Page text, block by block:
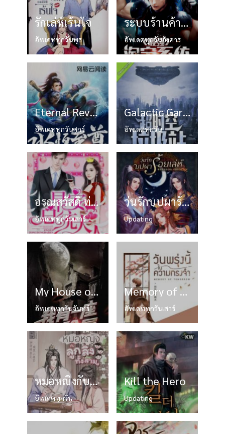
รักเล่ห์เร้นใจ
อัพเดททุกวันพุธ
ระบบร้านค้าออนไลน์
อัพเดตทุกวันอังคาร
Eternal Reverence เทพบุตรฟ้าประทาน
อัพเดททุกวันศุกร์
Galactic Garbage Station หลังบ้านผมเป็นที่ทิ้งขยะ
อัพเดตทุกวัน
อรุณสวัสดิ์ ท่านประธานาธิบดีที่รัก!
อัพเดททุกวันเสาร์
วุ่นรักบุปผาร้อยเล่ห์
Updating
My House of Horrors คฤหาสน์สยองขวัญของผม
อัพเดตทุกวันจันทร์
Memory of Tomorrow วันพรุ่งนี้ในความทรงจำ
อัพเดททุกวันเสาร์
หมอหญิงกับลูกลิงทั้งสาม เล่ม 1
อัพเดตทุกวัน
Kill the Hero
Updating